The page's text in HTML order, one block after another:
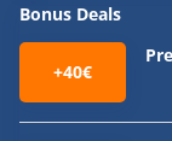
Bonus Deals
+40€